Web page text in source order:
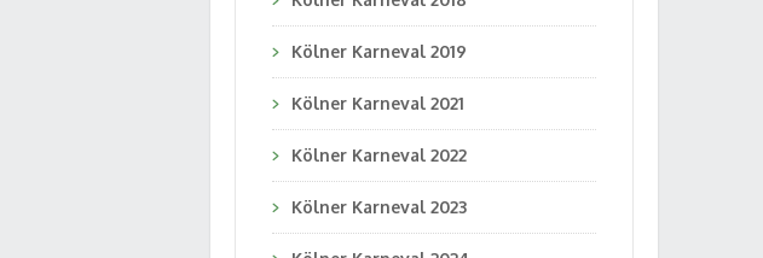
Kölner Karneval 2019
Kölner Karneval 2021
Kölner Karneval 2022
Kölner Karneval 2023